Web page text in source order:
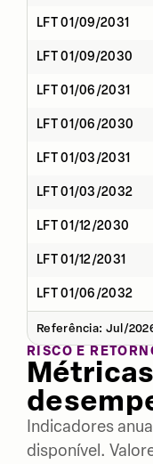
LFT 01/09/2031
LFT 01/09/2030
LFT 01/06/2031
LFT 01/06/2030
LFT 01/03/2031
LFT 01/03/2032
LFT 01/12/2030
LFT 01/12/2031
LFT 01/06/2032
Referência: Jul/
RISCO E
Indicadores
disponível.